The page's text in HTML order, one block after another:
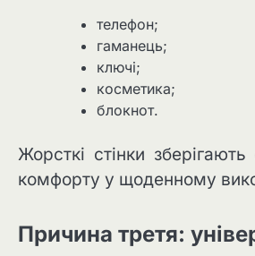
телефон;
гаманець;
ключі;
косметика;
блокнот.
Жорсткі стінки
комфорту у щоденному
Причина третя: